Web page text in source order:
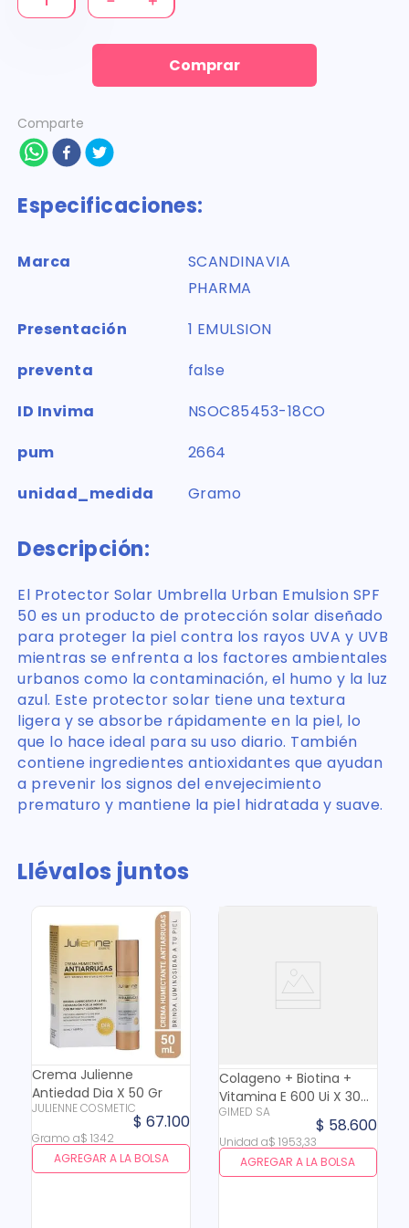
Comprar
Comparte
Especificaciones:
Marca
SCANDINAVIA
PHARMA
Presentación
1 EMULSION
preventa
false
ID Invima
NSOC85453-18CO
pum
2664
unidad_medida
Gramo
Descripción:
El Protector Solar Umbrella Urban Emulsion SPF
50 es un producto de protección solar diseñado
para proteger la piel contra los rayos UVA y UVB
mientras se enfrenta a los factores ambientales
urbanos como la contaminación, el humo y la luz
azul. Este protector solar tiene una textura
ligera y se absorbe rápidamente en la piel, lo
que lo hace ideal para su uso diario. También
contiene ingredientes antioxidantes que ayudan
a prevenir los signos del envejecimiento
prematuro y mantiene la piel hidratada y suave.
Llévalos juntos
Crema Julienne
Antiedad Dia X 50 Gr
JULIENNE COSMETIC
$ 67.100
Gramo a$ 1342
AGREGAR A LA BOLSA
Colageno + Biotina +
Vitamina E 600 Ui X 30
Cap
GIMED SA
$ 58.600
Unidad a$ 1953,33
AGREGAR A LA BOLSA